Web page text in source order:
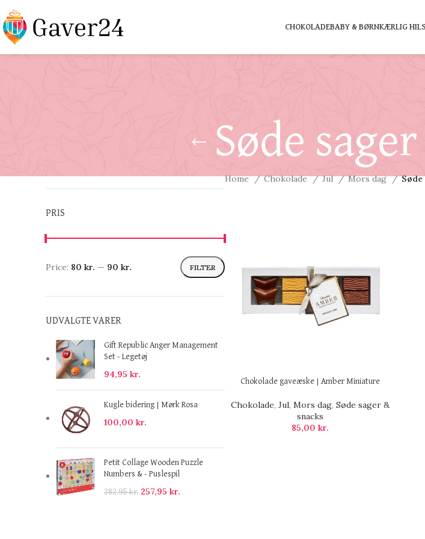
CHOKOLADEBABY & BØRNKÆRLIG
Søde
PRIS
FILTER
Price: 80 kr. — 90 kr.
UDVALGTE VARER
Gift Republic Anger Management
Set - Legetøj
94,95 kr.
Kugle bidering | Mørk Rosa
100,00 kr.
Petit Collage Wooden Puzzle
Numbers & - Puslespil
282,95kr. 257,95 kr.
Home Chokolade Jul Mors dag Søde
Chokolade gaveæske | Amber Miniature
Chokolade,Jul,Mors dag,Søde sager &
snacks
85,00kr.